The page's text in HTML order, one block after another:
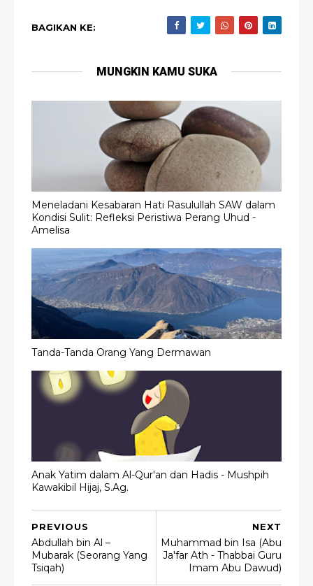
BAGIKAN KE:
MUNGKIN KAMU SUKA
Meneladani Kesabaran Hati Rasulullah SAW dalam
Kondisi Sulit: Refleksi Peristiwa Perang Uhud -
Amelisa
Tanda-Tanda Orang Yang Dermawan
Anak Yatim dalam Al-Qur'an dan Hadis - Mushpih
Kawakibil Hijaj, S.Ag.
NEXT
Muhammad bin Isa (Abu
Ja'far Ath - Thabbai Guru
Imam Abu Dawud)
PREVIOUS
Abdullah bin Al –
Mubarak (Seorang Yang
Tsiqah)